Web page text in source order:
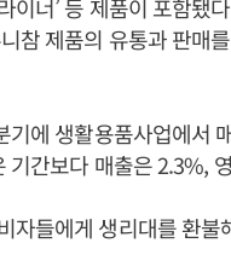
이너’ 등 제품이 포함됐
참 제품의 유통과 판매
기에 생활용품사업에서
기간보다 매출은 2.3%,
자들에게 생리대를 환